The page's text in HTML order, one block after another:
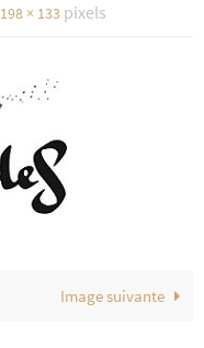
198 × 133 pixels
Image suivante